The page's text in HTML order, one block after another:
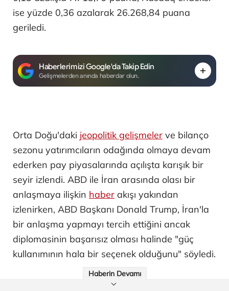
ise yüzde 0,36 azalarak 26.268,84 puana
geriledi.
Haberlerimizi Google'da Takip Edin
Gelişmelerden anında haberdar olun.
Orta Doğu'daki jeopolitik gelişmeler ve bilanço
sezonu yatırımcıların odağında olmaya devam
ederken pay piyasalarında açılışta karışık bir
seyir izlendi. ABD ile İran arasında olası bir
anlaşmaya ilişkin haber akışı yakından
izlenirken, ABD Başkanı Donald Trump, İran'la
bir anlaşma yapmayı tercih ettiğini ancak
diplomasinin başarısız olması halinde "güç
kullanımının hala bir seçenek olduğunu" söyledi.
Haberin Devamı